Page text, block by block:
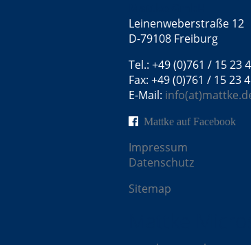
Leinenweberstraße 12
D-79108 Freiburg
Tel.: +49 (0)761 / 15 23
Fax: +49 (0)761 / 15 23
E-Mail:
Mattke auf Facebook
Impressum
Datenschutz
Sitemap